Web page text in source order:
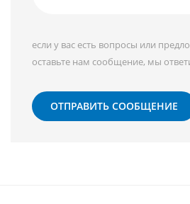
если у вас есть вопросы или
оставьте нам сообщение, мы
ОТПРАВИТЬ СООБЩЕНИЕ